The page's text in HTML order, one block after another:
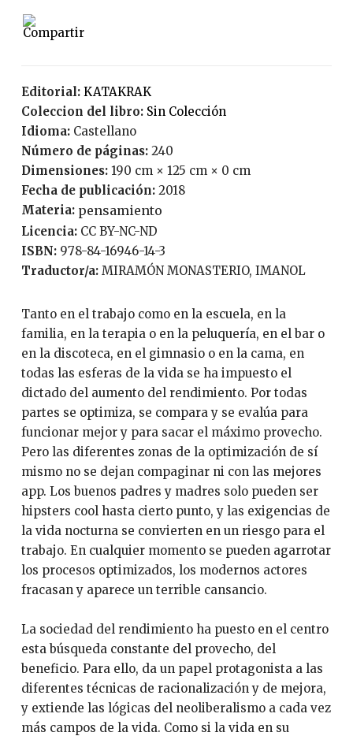
Editorial:
KATAKRAK
Coleccion del libro:
Sin Colección
Idioma:
Castellano
Número de páginas:
240
Dimensiones: 190 cm × 125 cm × 0 cm
Fecha de publicación:
2018
Materia: pensamiento
Licencia:
CC BY-NC-ND
ISBN:
978-84-16946-14-3
Traductor/a:
MIRAMÓN MONASTERIO, IMANOL
Tanto en el trabajo como en la escuela, en la
familia, en la terapia o en la peluquería, en el bar o
en la discoteca, en el gimnasio o en la cama, en
todas las esferas de la vida se ha impuesto el
dictado del aumento del rendimiento. Por todas
partes se optimiza, se compara y se evalúa para
funcionar mejor y para sacar el máximo provecho.
Pero las diferentes zonas de la optimización de sí
mismo no se dejan compaginar ni con las mejores
app. Los buenos padres y madres solo pueden ser
hipsters cool hasta cierto punto, y las exigencias de
la vida nocturna se convierten en un riesgo para el
trabajo. En cualquier momento se pueden agarrotar
los procesos optimizados, los modernos actores
fracasan y aparece un terrible cansancio.
La sociedad del rendimiento ha puesto en el centro
esta búsqueda constante del provecho, del
beneficio. Para ello, da un papel protagonista a las
diferentes técnicas de racionalización y de mejora,
y extiende las lógicas del neoliberalismo a cada vez
más campos de la vida. Como si la vida en su